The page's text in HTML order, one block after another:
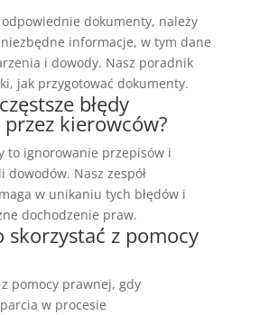
dokumenty, należy
informacje, w tym dane
i dowody. Nasz poradnik
jak przygotować dokumenty.
błędy
kierowców?
to ignorowanie przepisów i
Nasz zespół
w unikaniu tych błędów i
dochodzenie praw.
skorzystać z pomocy
pomocy prawnej, gdy
w procesie